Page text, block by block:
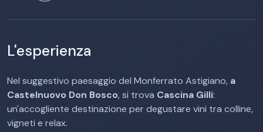
L'esperienza
Nel suggestivo paesaggio del Monferrato Astigiano, a
Castelnuovo Don Bosco, si trova Cascina Gilli:
un'accogliente destinazione per degustare vini tra colline,
vigneti e relax.